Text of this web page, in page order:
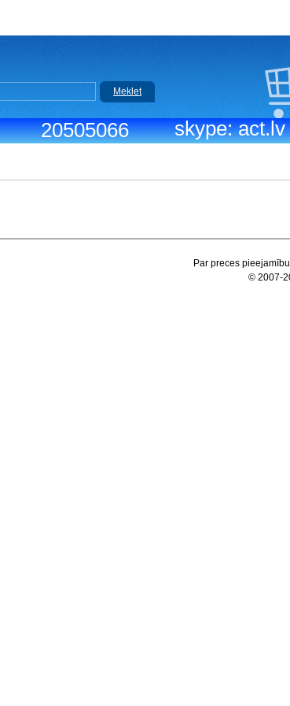
20505066 skype: act.lv
Meklet
Par preces
© 2007-